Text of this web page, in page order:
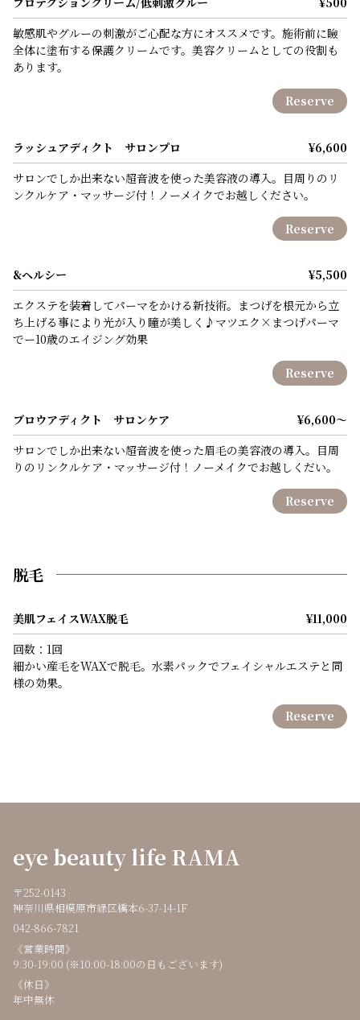
敏感肌やグルーの刺激がご心配な方にオススメです。施術前に瞼
全体に塗布する保護クリームです。美容クリームとしての役割も
あります。
Reserve
ラッシュアディクト サロンプロ
¥6,600
サロンでしか出来ない超音波を使った美容液の導入。目周りのリ
ンクルケア・マッサージ付！ノーメイクでお越しください。
Reserve
&ヘルシー
¥5,500
エクステを装着してパーマをかける新技術。まつげを根元から立
ち上げる事により光が入り瞳が美しく♪マツエク×まつげパーマ
でー10歳のエイジング効果
Reserve
ブロウアディクト サロンケア
¥6,600～
サロンでしか出来ない超音波を使った眉毛の美容液の導入。目周
りのリンクルケア・マッサージ付！ノーメイクでお越しくだい。
Reserve
脱毛
美肌フェイスWAX脱毛
¥11,000
回数：1回
細かい産毛をWAXで脱毛。水素パックでフェイシャルエステと同
様の効果。
Reserve
eye beauty life RAMA
〒252-0143
神奈川県相模原市緑区橋本6-37-14-1F
042-866-7821
《営業時間》
9:30-19:00 (※10:00-18:00の日もございます)
《休日》
年中無休